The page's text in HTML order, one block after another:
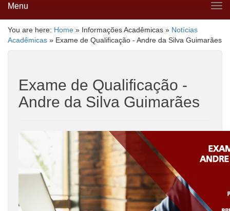
Menu
You are here: Home » Informações Acadêmicas » Notícias
Acadêmicas » Exame de Qualificação - Andre da Silva Guimarães
Exame de Qualificação -
Andre da Silva Guimarães